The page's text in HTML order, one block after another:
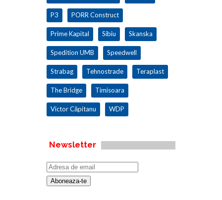
P3 PORR Construct
Prime Kapital Sibiu Skanska
Spedition UMB Speedwell
Strabag Tehnostrade Teraplast
The Bridge Timisoara
Victor Căpitanu WDP
Newsletter